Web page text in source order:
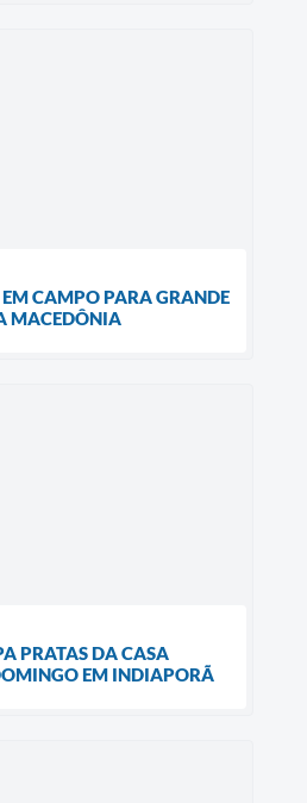
CAMPO PARA GRANDE
MACEDÔNIA
PRATAS DA CASA
EM INDIAPORÃ